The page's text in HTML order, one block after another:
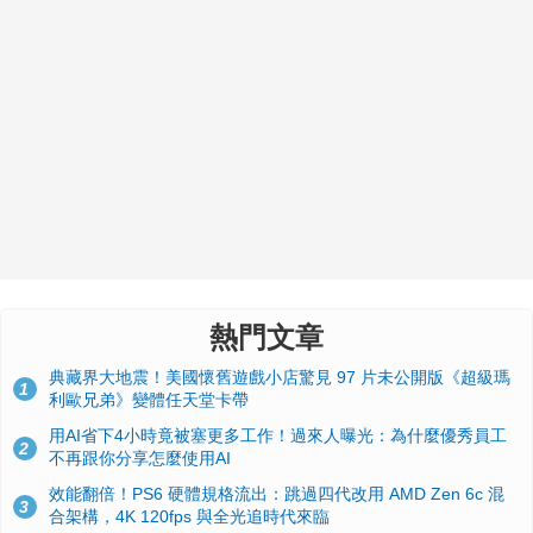
熱門文章
1
典藏界大地震！美國懷舊遊戲小店驚見 97 片未公開版《超級瑪
利歐兄弟》變體任天堂卡帶
2
用AI省下4小時竟被塞更多工作！過來人曝光：為什麼優秀員工
不再跟你分享怎麼使用AI
3
效能翻倍！PS6 硬體規格流出：跳過四代改用 AMD Zen 6c 混
合架構，4K 120fps 與全光追時代來臨